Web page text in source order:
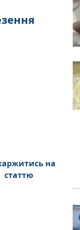
на
статтю